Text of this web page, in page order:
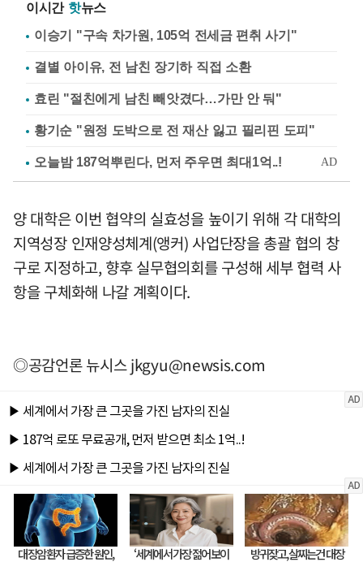
이시간 핫뉴스
이승기 "구속 차가원, 105억 전세금 편취 사기"
결별 아이유, 전 남친 장기하 직접 소환
효린 "절친에게 남친 빼앗겼다…가만 안 둬"
황기순 "원정 도박으로 전 재산 잃고 필리핀 도피"
양 대학은 이번 협약의 실효성을 높이기 위해 각 대학의
지역성장 인재양성체계(앵커) 사업단장을 총괄 협의 창
구로 지정하고, 향후 실무협의회를 구성해 세부 협력 사
항을 구체화해 나갈 계획이다.
◎공감언론 뉴시스jkgyu@newsis.com